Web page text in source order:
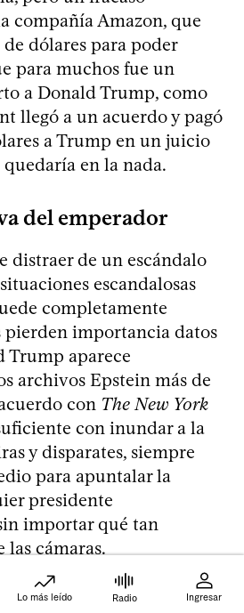
compañía Amazon, que
dólares para poder
para muchos fue un
a Donald Trump, como
llegó a un acuerdo y pagó
a Trump en un juicio
en la nada.
del emperador
distraer de un escándalo
escandalosas
completamente
pierden importancia datos
Trump aparece
archivos Epstein más de
con The New York
con inundar a la
y disparates, siempre
para apuntalar la
presidente
importar qué tan
las cámaras.
Unidos comenzó y
Lo más leído Radio Ingresar